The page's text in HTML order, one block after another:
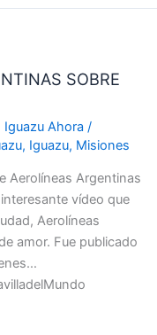
SOBRE
Iguazu Ahora /
, Iguazu, Misiones
Aerolíneas Argentinas
vídeo que
Aerolíneas
amor. Fue publicado